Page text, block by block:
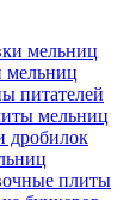
мельниц
мельниц
питателей
мельниц
дробилок
плиты